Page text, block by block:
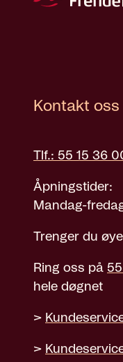
Kontakt oss
Tlf.: 55 15 36
Åpningstider:
Mandag-
Trenger du
Ring oss på
hele døgnet
>
>